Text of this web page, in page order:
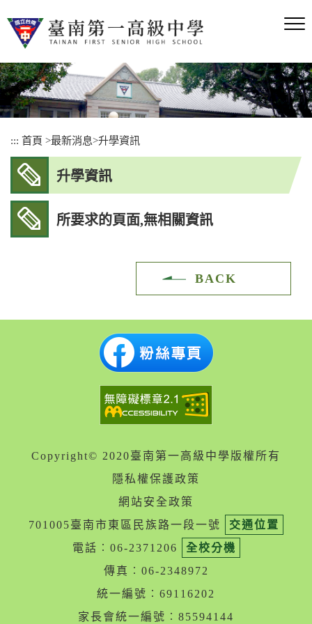
到
內
容
區
塊
::: 首頁 >最新消息>升學資訊
升學資訊
所要求的頁面,無相關資訊
BACK
Copyright© 2020臺南第一高級中學版權所有
隱私權保護政策
網站安全政策
701005臺南市東區民族路一段一號
交通位置
電話︰06-2371206
全校分機
傳真︰06-2348972
統一編號︰69116202
家長會統一編號︰85594144